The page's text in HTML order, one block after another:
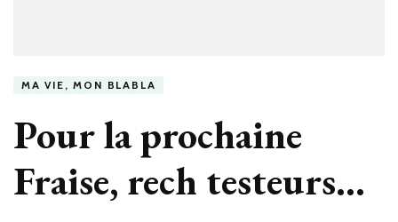
MA VIE, MON BLABLA
Pour la prochaine
Fraise, rech testeurs…